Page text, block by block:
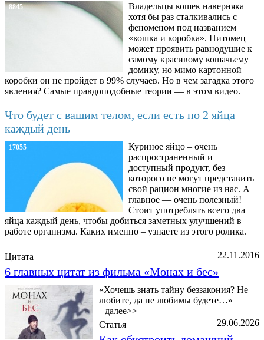
8845
Владельцы кошек наверняка
хотя бы раз сталкивались с
феноменом под названием
«кошка и коробка». Питомец
может проявить равнодушие к
самому красивому кошачьему
домику, но мимо картонной
коробки он не пройдет в 99% случаев. Но в чем загадка этого
явления? Самые правдоподобные теории — в этом видео.
Что будет с вашим телом, если есть по 2 яйца
каждый день
17055
Куриное яйцо – очень
распространенный и
доступный продукт, без
которого не могут представить
свой рацион многие из нас. А
главное — очень полезный!
Стоит употреблять всего два
яйца каждый день, чтобы добиться заметных улучшений в
работе организма. Каких именно – узнаете из этого ролика.
22.11.2016
Цитата
6 главных цитат из фильма «Монах и бес»
«Хочешь знать тайну беззакония? Не
любите, да не любимы будете…»
далее>>
29.06.2026
Статья